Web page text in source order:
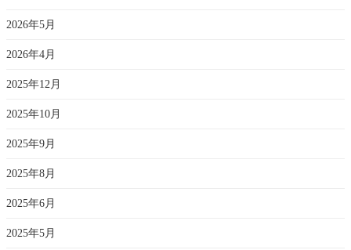
2026年5月
2026年4月
2025年12月
2025年10月
2025年9月
2025年8月
2025年6月
2025年5月